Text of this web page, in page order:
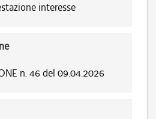
interesse
n. 46 del 09.04.2026